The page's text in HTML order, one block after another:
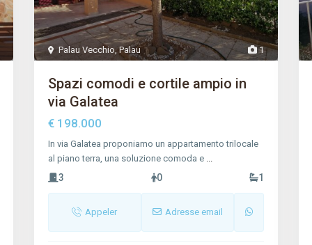
1
Palau Vecchio,Palau
Spazi comodi e cortile ampio in
via Galatea
€ 198.000
In via Galatea proponiamo un appartamento trilocale
al piano terra, una soluzione comoda e
3 0 1
Appeler Adresse email